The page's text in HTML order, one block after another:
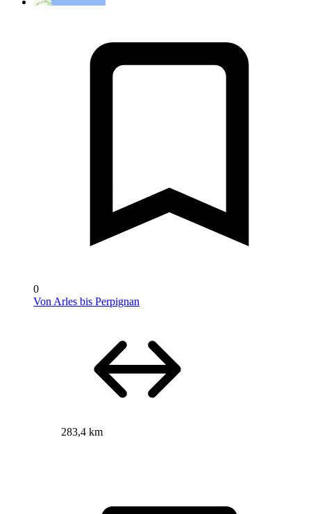
0
Von Arles bis Perpignan
283,4 km